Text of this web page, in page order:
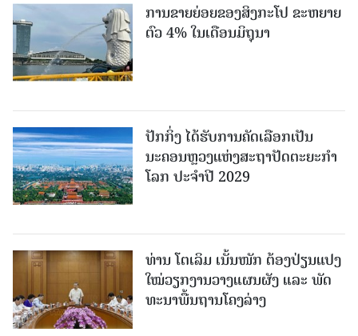
ການຂາຍຍ່ອຍຂອງສິງກະໂປ ຂະຫຍາຍ
ຕົວ 4% ໃນເດືອນມິຖຸນາ
ປັກກິ່ງ ໄດ້ຮັບການຄັດເລືອກເປັນ
ນະຄອນຫຼວງແຫ່ງສະຖາປັດຕະຍະກຳ
ໂລກ ປະຈຳປີ 2029
ທ່ານ ໂຕ​ເລິມ ເນັ້ນໜັກ ຕ້ອງ​ປ່ຽນ​ແປງ​
ໃໝ່​ວຽກ​ງານ​ວາງ​ແຜນ​ຜັງ ແລະ ​ພັດ​
ທະ​ນາ​ພື້ນ​ຖານ​ໂຄງ​ລ່າງ